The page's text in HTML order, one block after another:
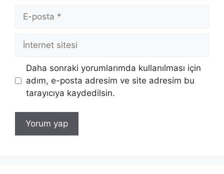
posta
İnternet
sitesi
Daha sonraki yorumlarımda kullanılması için
adım, e-posta adresim ve site adresim bu
tarayıcıya kaydedilsin.